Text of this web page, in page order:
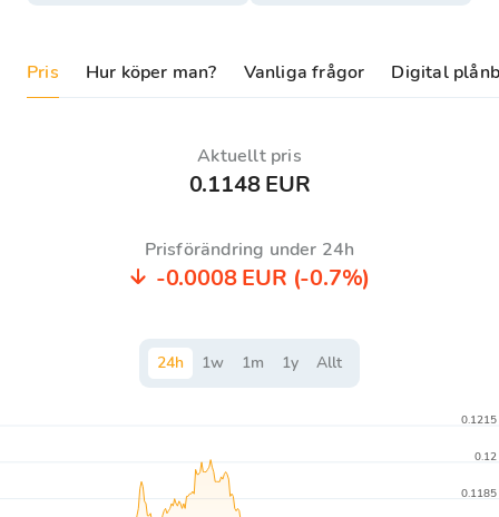
Pris Hur köper man? Vanliga frågor Digital
Aktuellt pris
0.1148 EUR
Prisförändring under 24h
-0.0008 EUR (-0.7%)
24h 1w 1m 1y Allt
0.1185
0.12
0.1215